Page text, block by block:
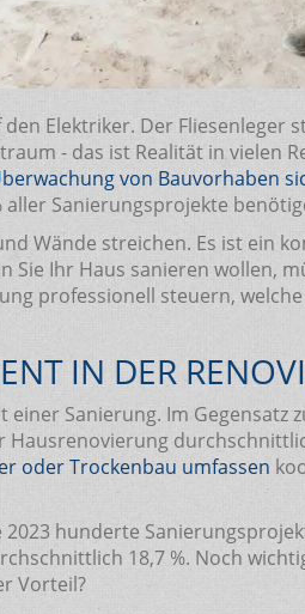
Elektriker. Der
- das ist Realität in
von Bauvorhaben
aller Sanierungsprojekte
Wände streichen. Es ist ein
Sie Ihr Haus sanieren wollen,
professionell steuern,
IN DER
Sanierung. Im
Hausrenovierung
oder Trockenbau umfassen
hunderte
18,7 %. Noch
Vorteil?